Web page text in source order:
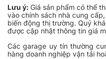
Lưu ý: Giá sản phẩm có thể
vào chính sách nhà cung
biến động thị trường. Quý
được cập nhật thông tin giá
Các garage uy tín thường
hàng doanh nghiệp vận tải